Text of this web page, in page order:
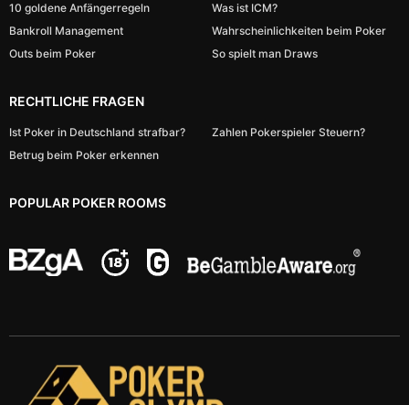
10 goldene Anfängerregeln
Bankroll Management
Outs beim Poker
Was ist ICM?
Wahrscheinlichkeiten beim Poker
So spielt man Draws
RECHTLICHE FRAGEN
Ist Poker in Deutschland strafbar?
Betrug beim Poker erkennen
Zahlen Pokerspieler Steuern?
POPULAR POKER ROOMS